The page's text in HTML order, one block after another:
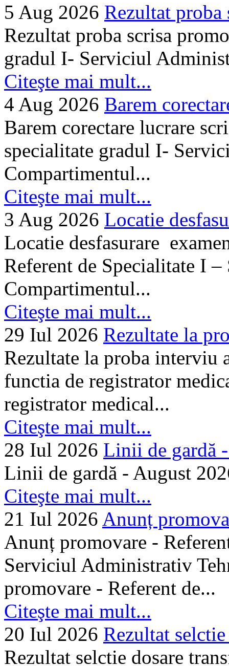
5 Aug 2026 Rezultat proba
Rezultat proba scrisa
gradul I- Serviciul
Citeşte mai mult...
4 Aug 2026 Barem
Barem corectare lucrare
specialitate gradul I-
Compartimentul...
Citeşte mai mult...
3 Aug 2026 Locatie
Locatie desfasurare
Referent de Specialitate I
Compartimentul...
Citeşte mai mult...
29 Iul 2026 Rezultate la
Rezultate la proba interviu
functia de registrator
registrator medical...
Citeşte mai mult...
28 Iul 2026 Linii de gardă
Linii de gardă - August
Citeşte mai mult...
21 Iul 2026 Anunț
Anunț promovare -
Serviciul Administrativ
promovare - Referent de...
Citeşte mai mult...
20 Iul 2026 Rezultat
Rezultat selctie dosare